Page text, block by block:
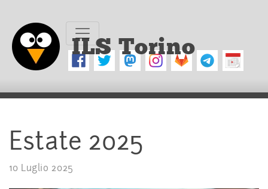
ILS Torino
Estate 2025
10 Luglio 2025